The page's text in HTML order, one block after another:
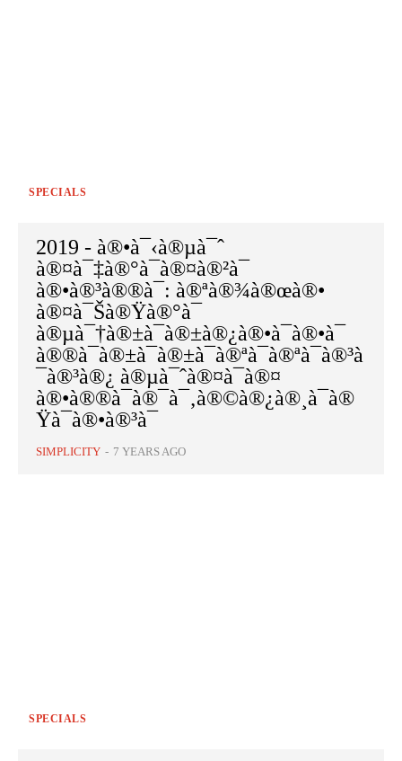
SPECIALS
2019 - à®•à¯‹à®µà¯ˆ
à®¤à¯‡à®°à¯à®¤à®²à¯
à®•à®³à®®à¯: à®ªà®¾à®œà®•
à®¤à¯Šà®Ÿà®°à¯
à®µà¯†à®±à¯à®±à®¿à®•à¯à®•à¯
à®®à¯à®±à¯à®±à¯à®ªà¯à®ªà¯à®³à
¯à®³à®¿ à®µà¯ˆà®¤à¯à®¤
à®•à®®à¯à®¯à¯‚à®©à®¿à®¸à¯à®
Ÿà¯à®•à®³à¯
SIMPLICITY - 7 YEARS AGO
SPECIALS